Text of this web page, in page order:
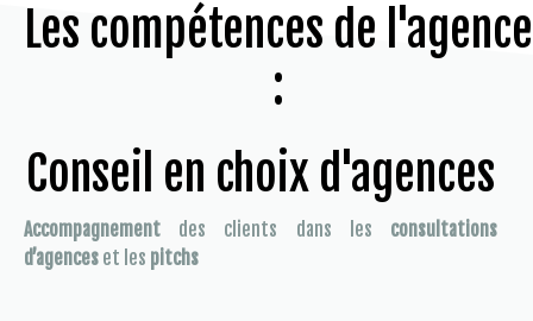
Les compétences de l'agence
:
Conseil en choix d'agences
Accompagnement des clients dans les consultations
d’agences et les pitchs